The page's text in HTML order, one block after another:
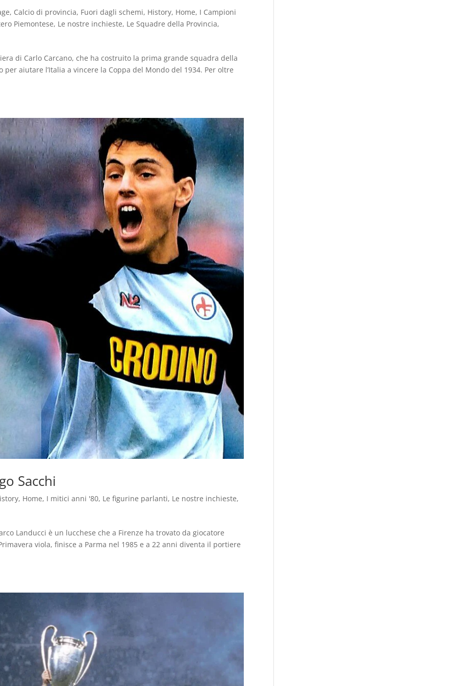
, Calcio di provincia, Fuori dagli schemi, History, Home, I Campioni
Piemontese, Le nostre inchieste, Le Squadre della Provincia,
di Carlo Carcano, che ha costruito la prima grande squadra della
per aiutare l’Italia a vincere la Coppa del Mondo del 1934. Per oltre
Sacchi
, Home, I mitici anni '80, Le figurine parlanti, Le nostre inchieste,
Landucci è un lucchese che a Firenze ha trovato da giocatore
viola, finisce a Parma nel 1985 e a 22 anni diventa il portiere